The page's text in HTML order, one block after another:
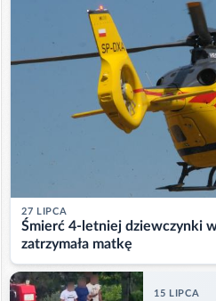
27 LIPCA
Śmierć 4-letniej dziewczynki
zatrzymała matkę
15 LIPCA